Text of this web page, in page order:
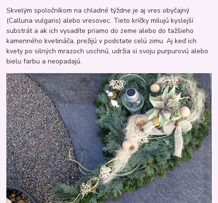
Skvelým spoločníkom na chladné týždne je aj vres obyčajný
(Calluna vulgaris) alebo vresovec. Tieto kríčky milujú kyslejší
substrát a ak ich vysadíte priamo do zeme alebo do ťažšieho
kamenného kvetináča, prežijú v podstate celú zimu. Aj keď ich
kvety po silných mrazoch uschnú, udržia si svoju purpurovú alebo
bielu farbu a neopadajú.